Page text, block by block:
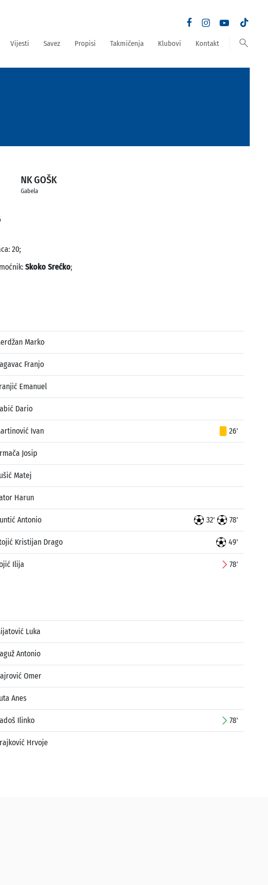
Vijesti Savez Propisi Takmičenja Klubovi Kontakt search
NK GOŠK
Gabela
20;
Skoko Srećko;
Marko
Franjo
Emanuel
Dario
Ivan 26'
Josip
Matej
Harun
Antonio 32' 78'
Kristijan Drago 49'
Ilija 78'
Luka
Antonio
Omer
Anes
Ilinko 78'
Hrvoje